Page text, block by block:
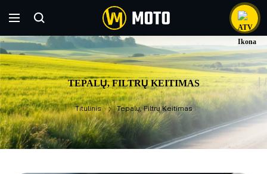
TEPALŲ, FILTRŲ KEITIMAS
Titulinis Tepalų, Filtrų Keitimas